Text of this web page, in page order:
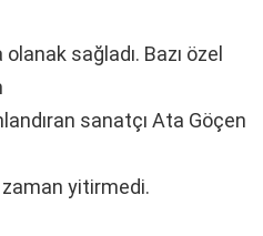
sağladı. Bazı özel
sanatçı Ata Göçen
zaman yitirmedi.